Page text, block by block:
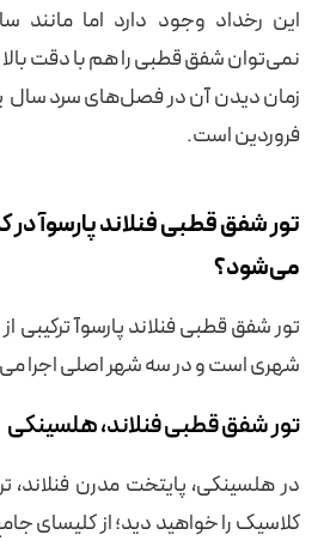
این رخداد وجود دارد اما مانند
نمی‌توان شفق قطبی را هم با دقت بالا
زمان دیدن آن در فصل‌های سرد سال
فروردین است.
تور شفق قطبی فنلاند پارسوآ در
می‌شود؟
تور شفق قطبی فنلاند پارسوآ
شهری است و در سه شهر اصلی اجرا
تور شفق قطبی فنلاند، هلسینکی
در هلسینکی، پایتخت مدرن فنلاند،
کلاسیک را خواهید دید؛ از کلیسای